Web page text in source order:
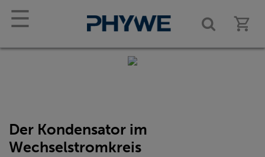
☰
Der Kondensator im
Wechselstromkreis